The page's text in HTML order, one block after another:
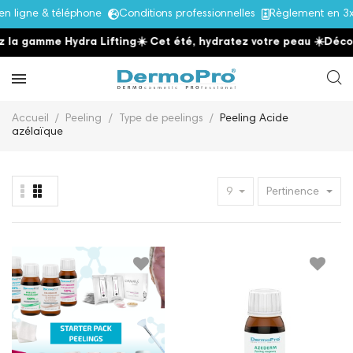
ligne & téléphone Conditions professionnelles Règlement en
gamme Hydra Lifting☀️ Cet été, hydratez votre peau ☀️
Accueil Peeling Type de peelings
Peeling Acide
azélaïque
9 Pertinence